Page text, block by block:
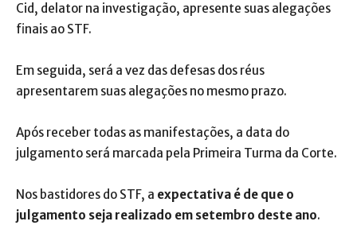
Cid, delator na investigação, apresente suas alegações
finais ao STF.
Em seguida, será a vez das defesas dos réus
apresentarem suas alegações no mesmo prazo.
Após receber todas as manifestações, a data do
julgamento será marcada pela Primeira Turma da Corte.
Nos bastidores do STF, a expectativa é de que o
julgamento seja realizado em setembro deste ano.